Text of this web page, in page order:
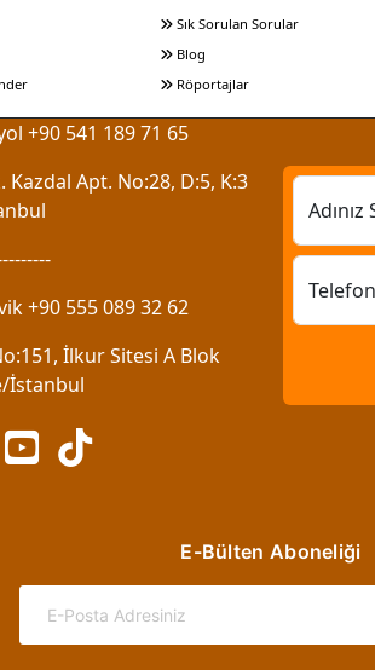
Sık Sorulan Sorular
Blog
Röportajlar
+90 541 189 71 65
Kazdal Apt. No:28, D:5, K:3
+90 555 089 32 62
İlkur Sitesi A Blok
İstanbul
Adınız
E-Bülten Aboneliği